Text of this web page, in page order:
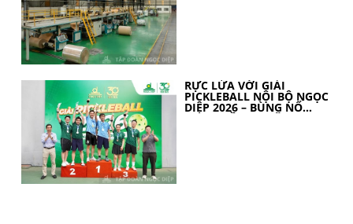
RỰC LỬA VỚI GIẢI
PICKLEBALL NỘI BỘ NGỌC
DIỆP 2026 – BÙNG NỔ
TINH THẦN 30 NĂM